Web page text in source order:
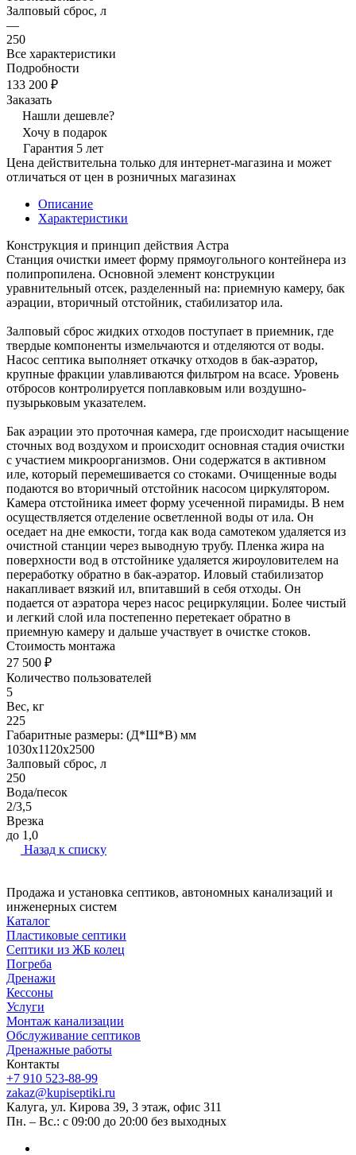
Залповый сброс, л
—
250
Все характеристики
Подробности
133 200 ₽
Заказать
Нашли дешевле?
Хочу в подарок
Гарантия 5 лет
Цена действительна только для интернет-магазина и может
отличаться от цен в розничных магазинах
Описание
Характеристики
Конструкция и принцип действия Астра
Станция очистки имеет форму прямоугольного контейнера из
полипропилена. Основной элемент конструкции
уравнительный отсек, разделенный на: приемную камеру, бак
аэрации, вторичный отстойник, стабилизатор ила.
Залповый сброс жидких отходов поступает в приемник, где
твердые компоненты измельчаются и отделяются от воды.
Насос септика выполняет откачку отходов в бак-аэратор,
крупные фракции улавливаются фильтром на всасе. Уровень
отбросов контролируется поплавковым или воздушно-
пузырьковым указателем.
Бак аэрации это проточная камера, где происходит насыщение
сточных вод воздухом и происходит основная стадия очистки
с участием микроорганизмов. Они содержатся в активном
иле, который перемешивается со стоками. Очищенные воды
подаются во вторичный отстойник насосом циркулятором.
Камера отстойника имеет форму усеченной пирамиды. В нем
осуществляется отделение осветленной воды от ила. Он
оседает на дне емкости, тогда как вода самотеком удаляется из
очистной станции через выводную трубу. Пленка жира на
поверхности вод в отстойнике удаляется жироуловителем на
переработку обратно в бак-аэратор. Иловый стабилизатор
накапливает вязкий ил, впитавший в себя отходы. Он
подается от аэратора через насос рециркуляции. Более чистый
и легкий слой ила постепенно перетекает обратно в
приемную камеру и дальше участвует в очистке стоков.
Стоимость монтажа
27 500 ₽
Количество пользователей
5
Вес, кг
225
Габаритные размеры: (Д*Ш*В) мм
1030х1120х2500
Залповый сброс, л
250
Вода/песок
2/3,5
Врезка
до 1,0
Назад к списку
Продажа и установка септиков, автономных канализаций и
инженерных систем
Каталог
Пластиковые септики
Септики из ЖБ колец
Погреба
Дренажи
Кессоны
Услуги
Монтаж канализации
Обслуживание септиков
Дренажные работы
Контакты
+7 910 523-88-99
zakaz@kupiseptiki.ru
Калуга, ул. Кирова 39, 3 этаж, офис 311
Пн. – Вс.: с 09:00 до 20:00 без выходных